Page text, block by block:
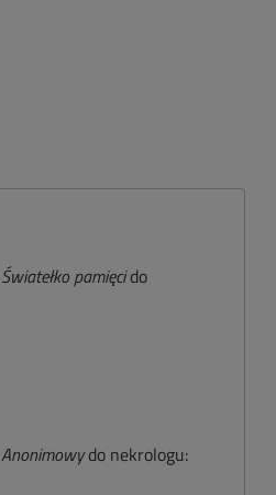
Światełko pamięcido
Anonimowydo nekrologu: